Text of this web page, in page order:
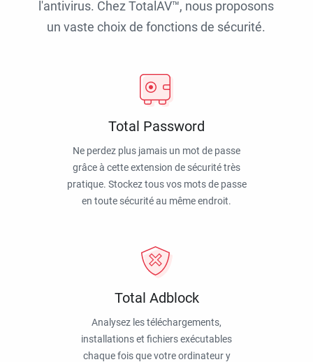
l'antivirus. Chez TotalAV™, nous proposons
un vaste choix de fonctions de sécurité.
Total Password
Ne perdez plus jamais un mot de passe
grâce à cette extension de sécurité très
pratique. Stockez tous vos mots de passe
en toute sécurité au même endroit.
Total Adblock
Analysez les téléchargements,
installations et fichiers exécutables
chaque fois que votre ordinateur y